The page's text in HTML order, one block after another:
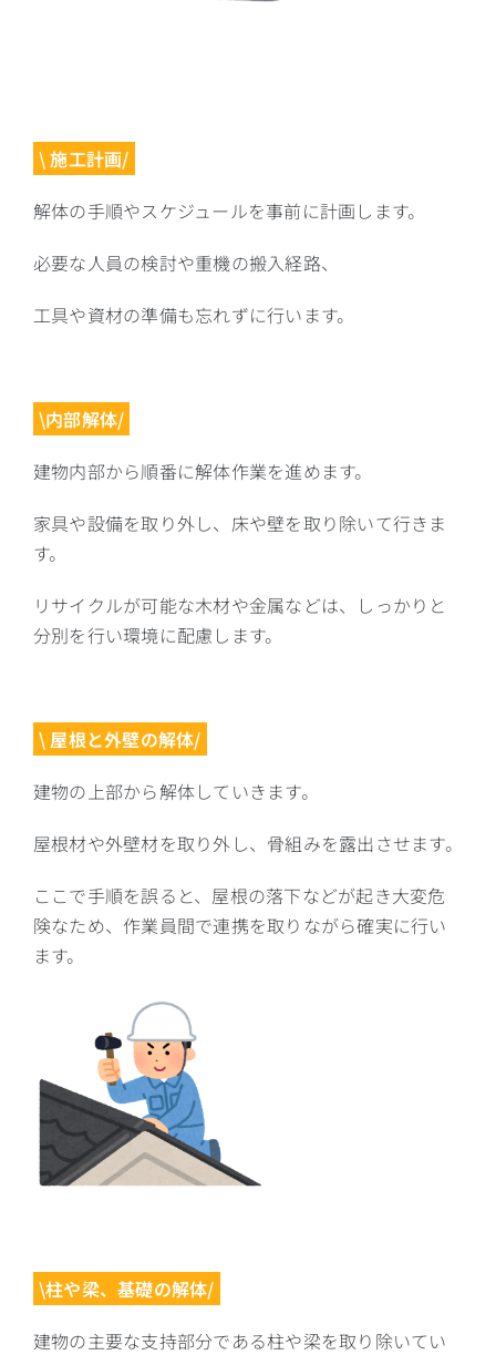
\ 施工計画/
解体の手順やスケジュールを事前に計画します。
必要な人員の検討や重機の搬入経路、
工具や資材の準備も忘れずに行います。
\内部解体/
建物内部から順番に解体作業を進めます。
家具や設備を取り外し、床や壁を取り除いて行きま
す。
リサイクルが可能な木材や金属などは、しっかりと
分別を行い環境に配慮します。
\ 屋根と外壁の解体/
建物の上部から解体していきます。
屋根材や外壁材を取り外し、骨組みを露出させます。
ここで手順を誤ると、屋根の落下などが起き大変危
険なため、作業員間で連携を取りながら確実に行い
ます。
\柱や梁、基礎の解体/
建物の主要な支持部分である柱や梁を取り除いてい